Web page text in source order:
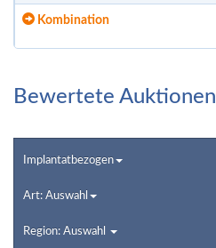
Kombination
Bewertete Auktionen
Implantatbezogen
Art: Auswahl
Region: Auswahl